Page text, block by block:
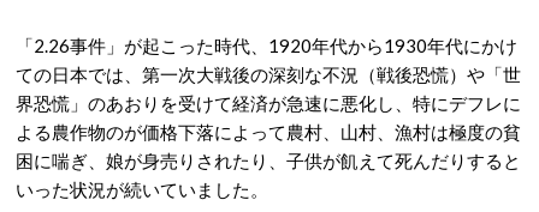
「2.26事件」が起こった時代、1920年代から1930年代にかけ
ての日本では、第一次大戦後の深刻な不況（戦後恐慌）や「世
界恐慌」のあおりを受けて経済が急速に悪化し、特にデフレに
よる農作物のが価格下落によって農村、山村、漁村は極度の貧
困に喘ぎ、娘が身売りされたり、子供が飢えて死んだりすると
いった状況が続いていました。